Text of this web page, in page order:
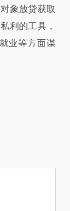
象放贷获取
利的工具，
业等方面谋